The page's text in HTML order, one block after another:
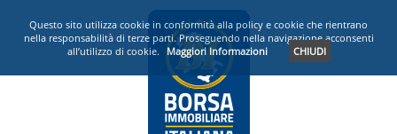
PRESENTAZIONE
OPERATORI ACCREDITATI
Questo sito utilizza cookie in conformità alla policy e cookie che rientrano
nella responsabilità di terze parti. Proseguendo nella navigazione acconsenti
all’utilizzo di cookie.
Maggiori Informazioni CHIUDI